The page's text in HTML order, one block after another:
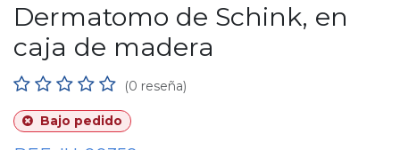
Dermatomo de Schink, en
caja de madera
(0 reseña)
Bajo pedido